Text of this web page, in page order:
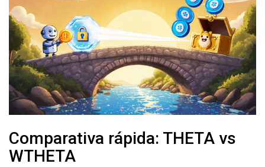
Comparativa rápida: THETA vs
WTHETA